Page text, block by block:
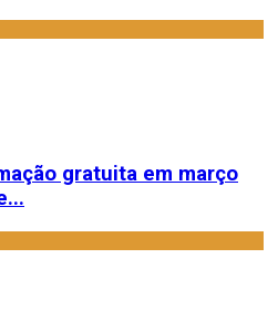
gratuita em março